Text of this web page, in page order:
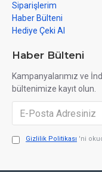
Siparişlerim
Haber Bülteni
Hediye Çeki Al
Haber Bülteni
Kampanyalarımız ve
bültenimize kayıt olun.
Gizlilik Politikası 'ni